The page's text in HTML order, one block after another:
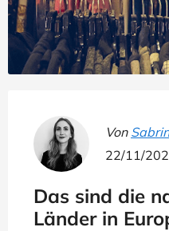
Von
22/11/
Das sind die
Länder in